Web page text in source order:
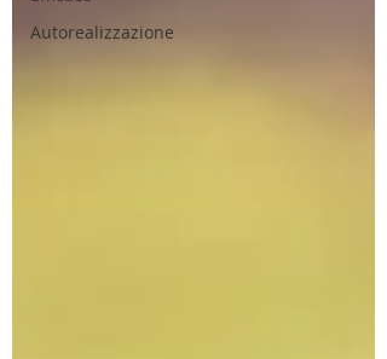
Autorealizzazione